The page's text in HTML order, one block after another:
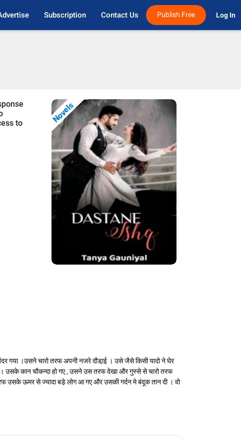
Subscription Contact Us Publish Free Log In
to
Novels
गया ।उसने चारो तरफ अपनी नजरे दौडा़ई । उसे जैसे किसी यादो ने घेर
उसके कान चौकन्दा हो गए , उसने उस तरफ देखा और गुस्से से चारो तरफ
उसके ऊमर से ज्यादा बडे़ लोग आ गए और उसकी गर्दन मे बंदूक तान दी । वो